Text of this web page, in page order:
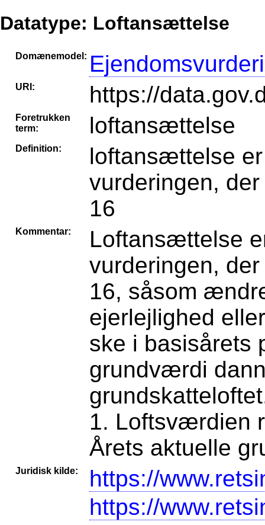
Datatype: Loftansættelse
Domænemodel:
URI: https://
Foretrukken
term:
loftansættelse
Definition:
loftansættelse
vurderingen,
16
Kommentar:
Loftansættelse
vurderingen,
16, såsom
ejerlejlighed
ske i basisårets
grundværdi
1. Loftsværdien
Årets aktuelle
Juridisk kilde:
https://
https://